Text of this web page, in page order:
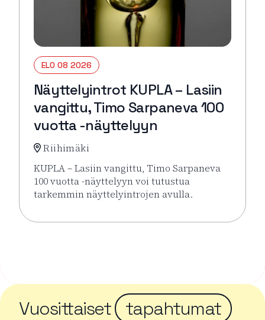
ELO 08 2026
Näyttelyintrot KUPLA – Lasiin
vangittu, Timo Sarpaneva 100
vuotta -näyttelyyn
Riihimäki
KUPLA – Lasiin vangittu, Timo Sarpaneva
100 vuotta -näyttelyyn voi tutustua
tarkemmin näyttelyintrojen avulla.
Lue lisää tapahtumasta Näyttelyintrot KUPLA –
Vuosittaiset tapahtumat